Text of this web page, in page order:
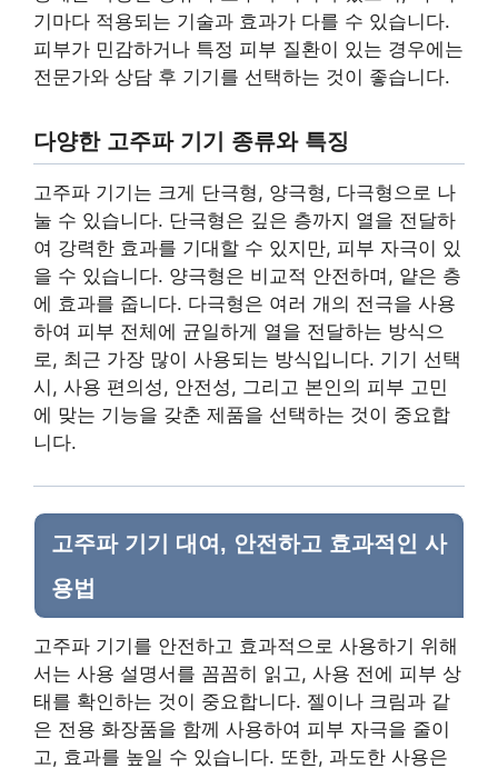
기마다 적용되는 기술과 효과가 다를 수 있습니다.
피부가 민감하거나 특정 피부 질환이 있는 경우에는
전문가와 상담 후 기기를 선택하는 것이 좋습니다.
다양한 고주파 기기 종류와 특징
고주파 기기는 크게 단극형, 양극형, 다극형으로 나
눌 수 있습니다. 단극형은 깊은 층까지 열을 전달하
여 강력한 효과를 기대할 수 있지만, 피부 자극이 있
을 수 있습니다. 양극형은 비교적 안전하며, 얕은 층
에 효과를 줍니다. 다극형은 여러 개의 전극을 사용
하여 피부 전체에 균일하게 열을 전달하는 방식으
로, 최근 가장 많이 사용되는 방식입니다. 기기 선택
시, 사용 편의성, 안전성, 그리고 본인의 피부 고민
에 맞는 기능을 갖춘 제품을 선택하는 것이 중요합
니다.
고주파 기기 대여, 안전하고 효과적인 사
용법
고주파 기기를 안전하고 효과적으로 사용하기 위해
서는 사용 설명서를 꼼꼼히 읽고, 사용 전에 피부 상
태를 확인하는 것이 중요합니다. 젤이나 크림과 같
은 전용 화장품을 함께 사용하여 피부 자극을 줄이
고, 효과를 높일 수 있습니다. 또한, 과도한 사용은